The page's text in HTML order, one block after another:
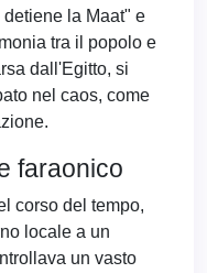
la Maat" e
tra il popolo e
dall'Egitto, si
nel caos, come
faraonico
corso del tempo,
locale a un
un vasto